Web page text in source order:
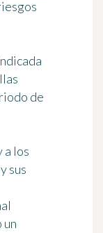
de
a los
sus
un